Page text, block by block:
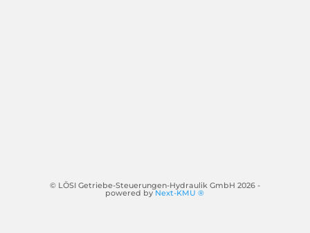
© LÖSI Getriebe-Steuerungen-Hydraulik GmbH 2026 -
powered by Next-KMU ®